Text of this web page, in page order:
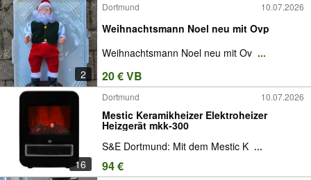
2
Dortmund 10.07.2026
Weihnachtsmann Noel neu mit Ovp
Weihnachtsmann Noel neu mit Ov ...
20 € VB
16
Dortmund 10.07.2026
Mestic Keramikheizer Elektroheizer
Heizgerät mkk-300
S&E Dortmund: Mit dem Mestic K ...
94 €